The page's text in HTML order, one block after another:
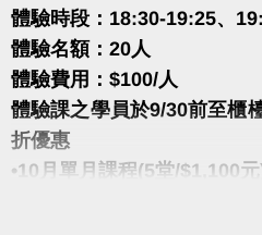
點我註冊、課程傳送門(新開
大安有APP囉!可以報名課程
長佳Sports+ APP
點我APPLE APP傳送門
​點我google play APP傳送門
體驗時段：18:30-19:25、
體驗名額：20人
體驗費用：$100/人
體驗課之學員於9/30前至櫃
折優惠
•10月單月課程(5堂/$1,100元